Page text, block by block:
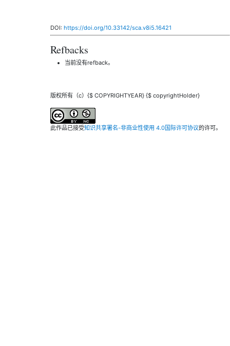
DOI: https://doi.org/10.33142/sca.v8i5.16421
Refbacks
当前没有refback。
版权所有（c）{$ COPYRIGHTYEAR} {$ copyrightHolder}
此作品已接受知识共享署名-非商业性使用 4.0国际许可协议的许可。